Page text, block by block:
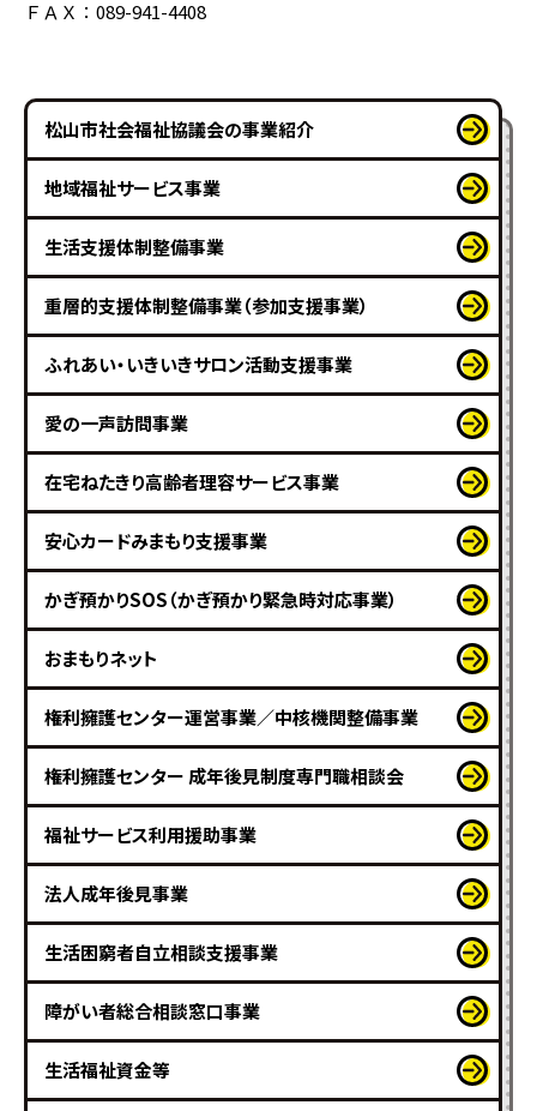
ＦＡＸ：089-941-4408
松山市社会福祉協議会の事業紹介
地域福祉サービス事業
生活支援体制整備事業
重層的支援体制整備事業（参加支援事業）
ふれあい・いきいきサロン活動支援事業
愛の一声訪問事業
在宅ねたきり高齢者理容サービス事業
安心カードみまもり支援事業
かぎ預かりSOS（かぎ預かり緊急時対応事業）
おまもりネット
権利擁護センター運営事業／中核機関整備事業
権利擁護センター 成年後見制度専門職相談会
福祉サービス利用援助事業
法人成年後見事業
生活困窮者自立相談支援事業
障がい者総合相談窓口事業
生活福祉資金等